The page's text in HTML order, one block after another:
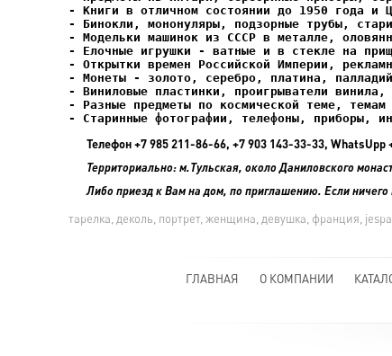
- Елочные игрушки - ватные и в стекле на
- Старинные фотографии, телефоны, приборы,
Телефон +7 985 211-86-66, +7 903 143-33-33,
Территориально: м.Тульская, около Даниловского
Либо приезд к Вам на дом, по приглашению. Если
тарелка, деколь, портрет, женщина, девушка, франция,
ГЛАВНАЯ О КОМПАНИИ